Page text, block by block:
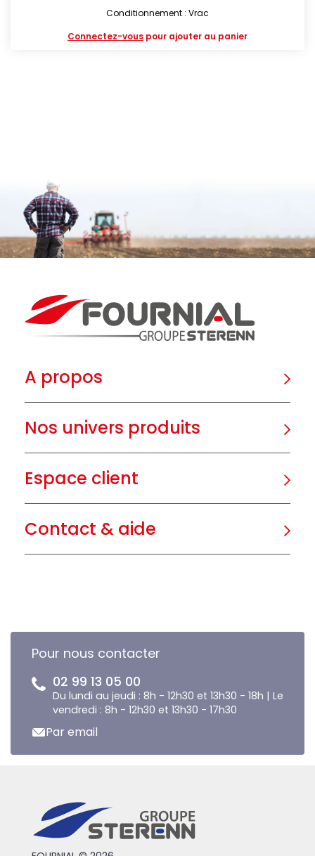
Conditionnement : Vrac
Connectez-vous pour ajouter au panier
A propos
Nos univers produits
Espace client
Contact & aide
Pour nous contacter
02 99 13 05 00
Du lundi au jeudi : 8h - 12h30 et 13h30 - 18h | Le
vendredi : 8h - 12h30 et 13h30 - 17h30
Par email